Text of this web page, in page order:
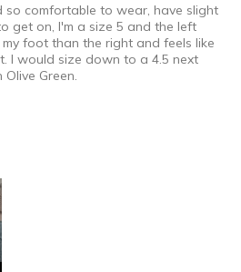
so comfortable to wear, have slight
get on, I'm a size 5 and the left
foot than the right and feels like
I would size down to a 4.5 next
Green.